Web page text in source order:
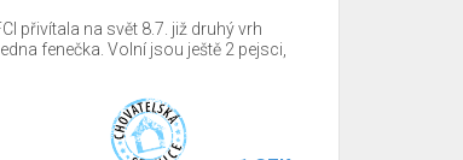
přivítala na svět 8.7. již druhý vrh
fenečka. Volní jsou ještě 2 pejsci,